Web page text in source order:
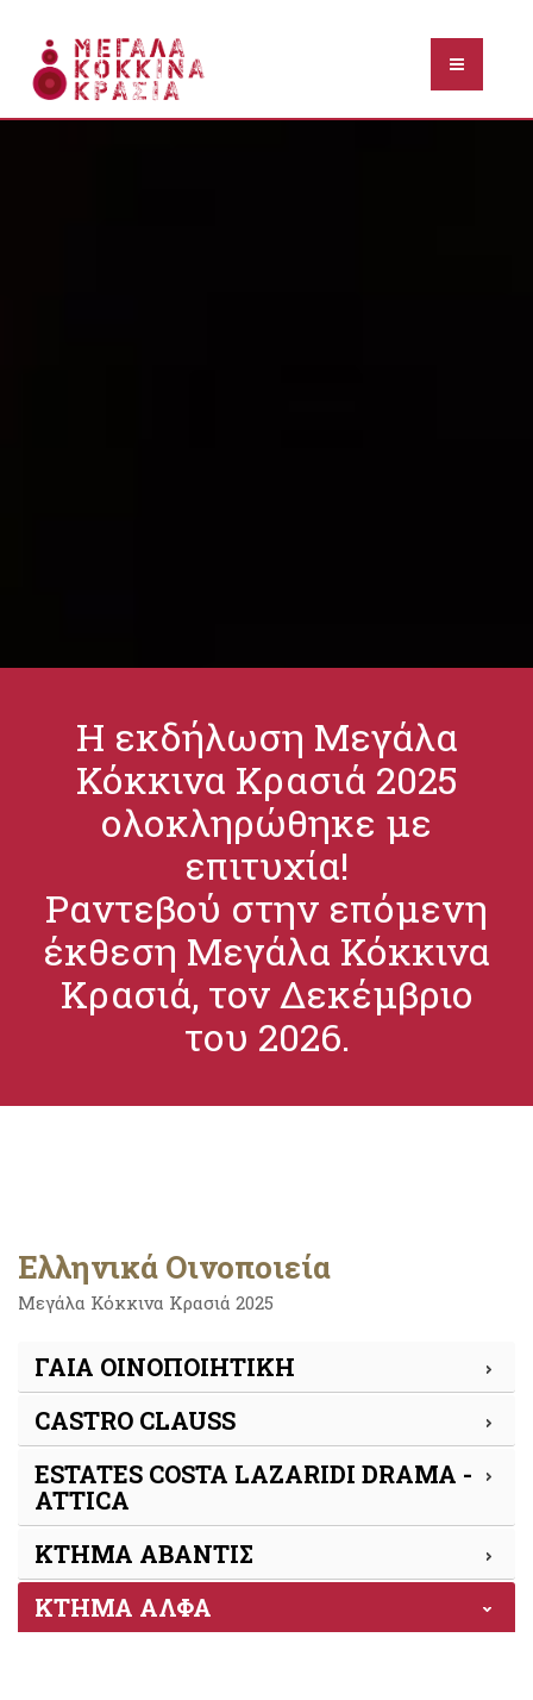
Η εκδήλωση Μεγάλα
Κόκκινα Κρασιά 2025
ολοκληρώθηκε με
επιτυχία!
Ραντεβού στην επόμενη
έκθεση Μεγάλα Κόκκινα
Κρασιά, τον Δεκέμβριο
του 2026.
Ελληνικά Οινοποιεία
Μεγάλα Κόκκινα Κρασιά 2025
ΓΑΙΑ ΟΙΝΟΠΟΙΗΤΙΚΗ
CASTRO CLAUSS
ESTATES COSTA LAZARIDI DRAMA -
ATTICA
ΚΤΗΜΑ ΑΒΑΝΤΙΣ
ΚΤΗΜΑ ΑΛΦΑ